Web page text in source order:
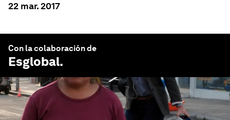
22 mar. 2017
Con la colaboración de
Esglobal.